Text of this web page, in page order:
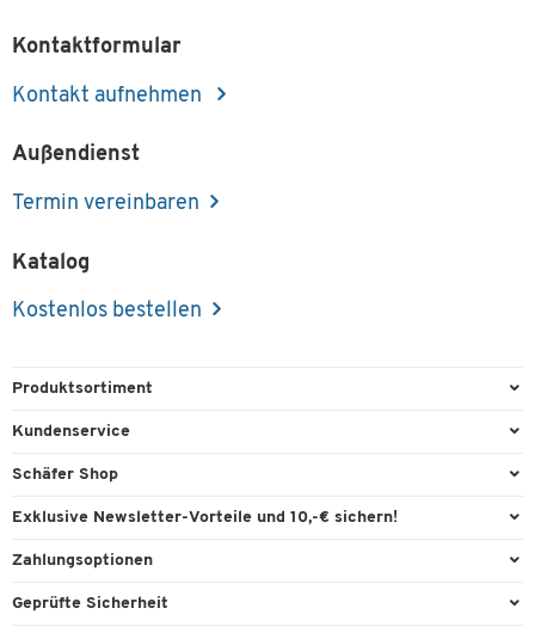
Kontaktformular
Kontakt aufnehmen
Außendienst
Termin vereinbaren
Katalog
Kostenlos bestellen
Produktsortiment
Büroausstattung
Reinigung & Hygiene
Technik
Kundenservice
Direktbestellung
Kontaktformulare
Lieferinformationen
Schäfer Shop
Services & Leistungen
Workplace Solutions
Exklusive Newsletter-Vorteile und 10,-€ sichern!
Willkommensgutschein
Zahlungsoptionen
Paypal
Geprüfte Sicherheit